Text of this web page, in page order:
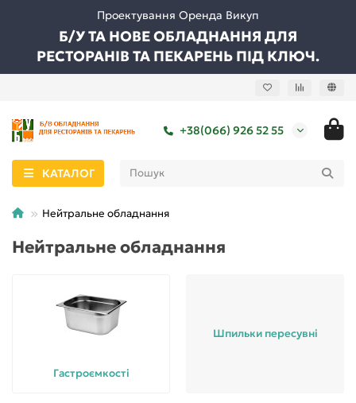
Проектування Оренда Викуп
Б/У ТА НОВЕ ОБЛАДНАННЯ ДЛЯ
РЕСТОРАНІВ ТА ПЕКАРЕНЬ ПІД КЛЮЧ.
+38(066) 926 52 55
КАТАЛОГ
Нейтральне обладнання
Нейтральне обладнання
Гастроємкості
Шпильки пересувні